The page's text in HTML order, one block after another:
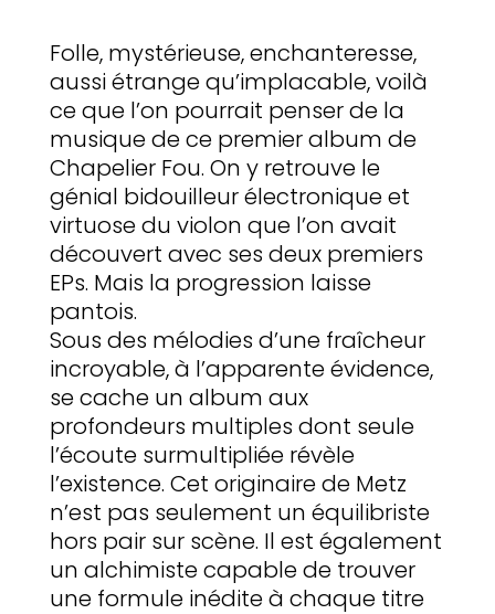
Folle, mystérieuse, enchanteresse,
aussi étrange qu’implacable, voilà
ce que l’on pourrait penser de la
musique de ce premier album de
Chapelier Fou. On y retrouve le
génial bidouilleur électronique et
virtuose du violon que l’on avait
découvert avec ses deux premiers
EPs. Mais la progression laisse
pantois.
Sous des mélodies d’une fraîcheur
incroyable, à l’apparente évidence,
se cache un album aux
profondeurs multiples dont seule
l’écoute surmultipliée révèle
l’existence. Cet originaire de Metz
n’est pas seulement un équilibriste
hors pair sur scène. Il est également
un alchimiste capable de trouver
une formule inédite à chaque titre